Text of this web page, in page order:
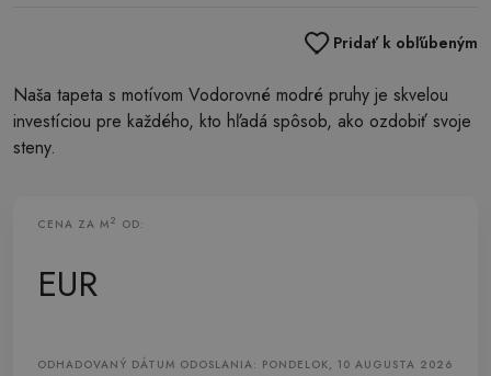
Pridať k obľúbeným
Naša tapeta s motívom Vodorovné modré pruhy je skvelou
investíciou pre každého, kto hľadá spôsob, ako ozdobiť svoje
steny.
CENA ZA M2 OD:
EUR
ODHADOVANÝ DÁTUM ODOSLANIA: PONDELOK, 10 AUGUSTA 2026